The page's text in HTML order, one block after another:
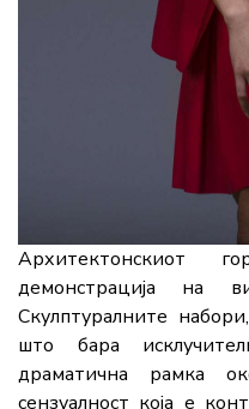
Архитектонскиот
демонстрација на
Скулптуралните
што бара
драматична рамка
сензуалност која е